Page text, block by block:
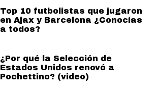
Top 10 futbolistas que jugaron
en Ajax y Barcelona ¿Conocías
a todos?
¿Por qué la Selección de
Estados Unidos renovó a
Pochettino? (video)